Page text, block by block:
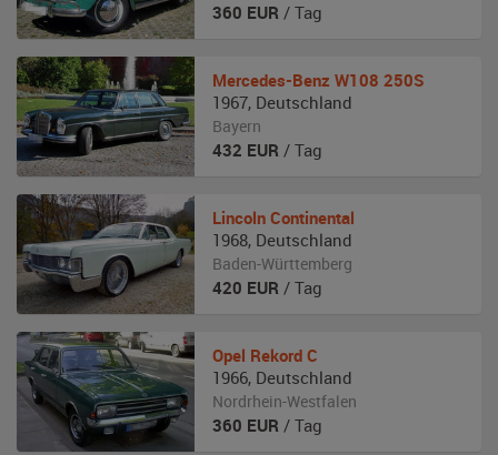
360 EUR / Tag
Mercedes-Benz W108 250S
1967, Deutschland
Bayern
432 EUR / Tag
Lincoln Continental
1968, Deutschland
Baden-Württemberg
420 EUR / Tag
Opel Rekord C
1966, Deutschland
Nordrhein-Westfalen
360 EUR / Tag